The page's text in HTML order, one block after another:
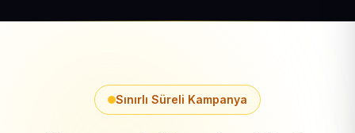
Sınırlı Süreli Kampanya